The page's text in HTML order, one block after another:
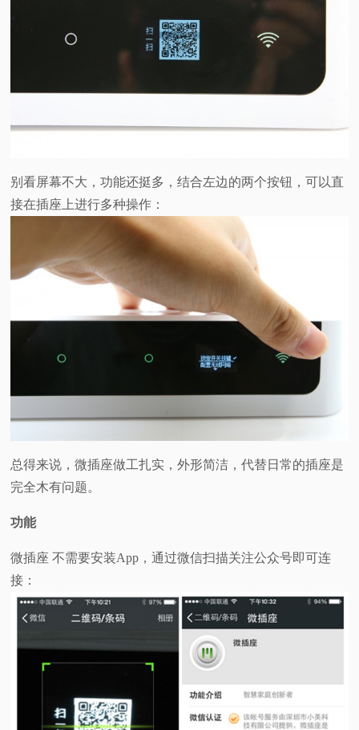
别看屏幕不大，功能还挺多，结合左边的两个按钮，可以直
接在插座上进行多种操作：
总得来说，微插座做工扎实，外形简洁，代替日常的插座是
完全木有问题。
功能
微插座 不需要安装App，通过微信扫描关注公众号即可连
接：